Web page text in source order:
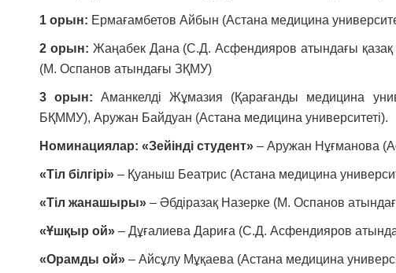
1 орын: Ермағамбетов Айбын (Астана медицина
2 орын: Жаңабек Дана (С.Д. Асфендияров атындағы қазақ
(М. Оспанов атындағы ЗҚМУ)
3 орын: Аманкелді Жұмазия (Қарағанды медицина
БҚММУ), Аружан Байдуан (Астана медицина университеті).
Номинациялар: «Зейінді студент» – Аружан Нұғманова
«Тіл білгірі» – Қуаныш Беатрис (Астана медицина
«Тіл жанашыры» – Әбдіразақ Назерке (М. Оспанов
«Ұшқыр ой» – Дұғалиева Дариға (С.Д. Асфендияров
«Орамды ой» – Айсұлу Мұқаева (Астана медицина